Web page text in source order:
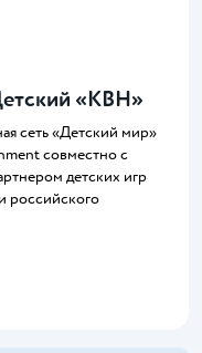
«КВН»
сеть «Детский мир»
совместно с
детских игр
российского